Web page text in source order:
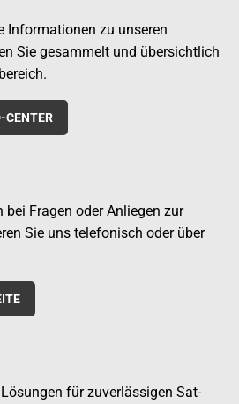
Informationen zu unseren
Sie gesammelt und übersichtlich
CENTER
bei Fragen oder Anliegen zur
Sie uns telefonisch oder über
für zuverlässigen Sat-